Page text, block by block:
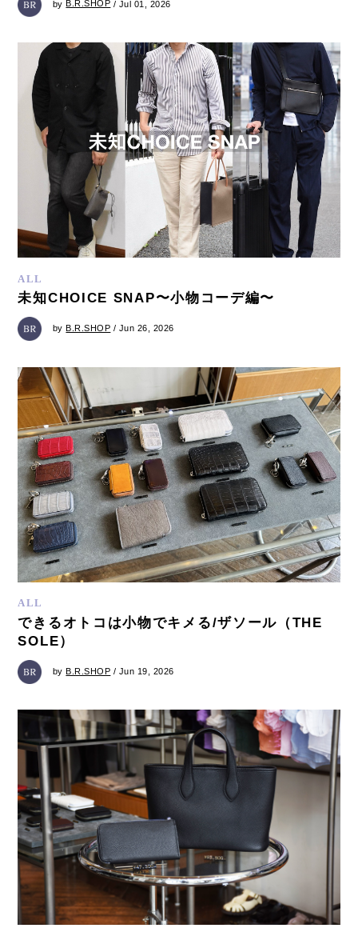
by B.R.SHOP / Jul 01, 2026
ALL
未知CHOICE SNAP〜小物コーデ編〜
byB.R.SHOP / Jun 26, 2026
ALL
できるオトコは小物でキメる/ザソール（THE
SOLE）
byB.R.SHOP / Jun 19, 2026